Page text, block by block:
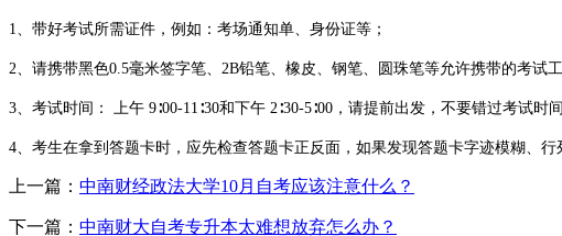
1、带好考试所需证件，例如：考场通知单、身份证等；
2、请携带黑色0.5毫米签字笔、2B铅笔、橡皮、钢笔、圆珠笔等允许携带的考试工
3、考试时间： 上午 9∶00-11∶30和下午 2∶30-5∶00，请提前出发，不要错过考试时间
4、考生在拿到答题卡时，应先检查答题卡正反面，如果发现答题卡字迹模糊、
上一篇： 中南财经政法大学10月自考应该注意什么？
下一篇： 中南财大自考专升本太难想放弃怎么办？